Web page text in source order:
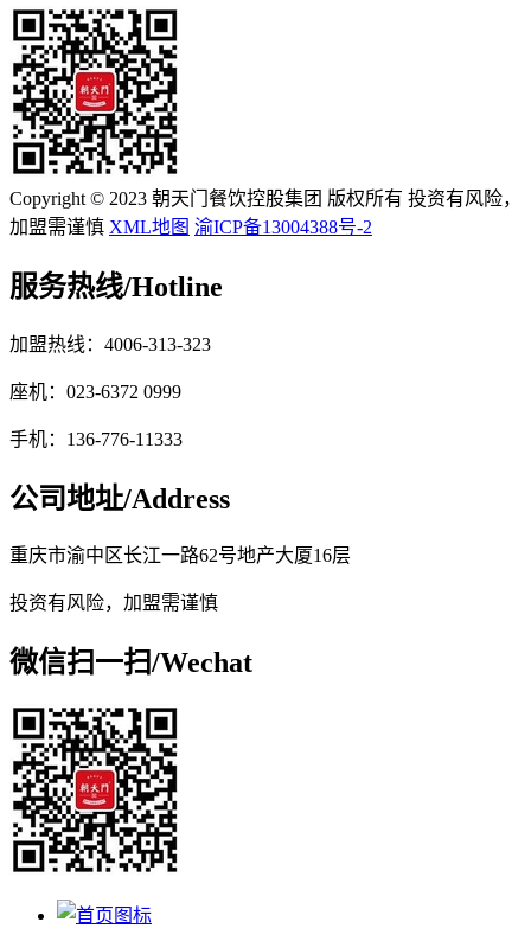
Copyright © 2023 朝天门餐饮控股集团 版权所有 投资有风险，
加盟需谨慎 XML地图 渝ICP备13004388号-2
服务热线/Hotline
加盟热线：4006-313-323
座机：023-6372 0999
手机：136-776-11333
公司地址/Address
重庆市渝中区长江一路62号地产大厦16层
投资有风险，加盟需谨慎
微信扫一扫/Wechat